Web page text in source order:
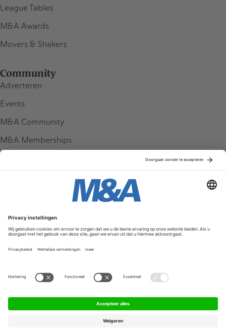
League Tables
M&A Awards
Movers & Shakers
Community
Adverteren
Events
M&A Community
M&A Memberships
Service & Contact
Contact
FAQ
Werken bij ons
Algemene Voorwaarden